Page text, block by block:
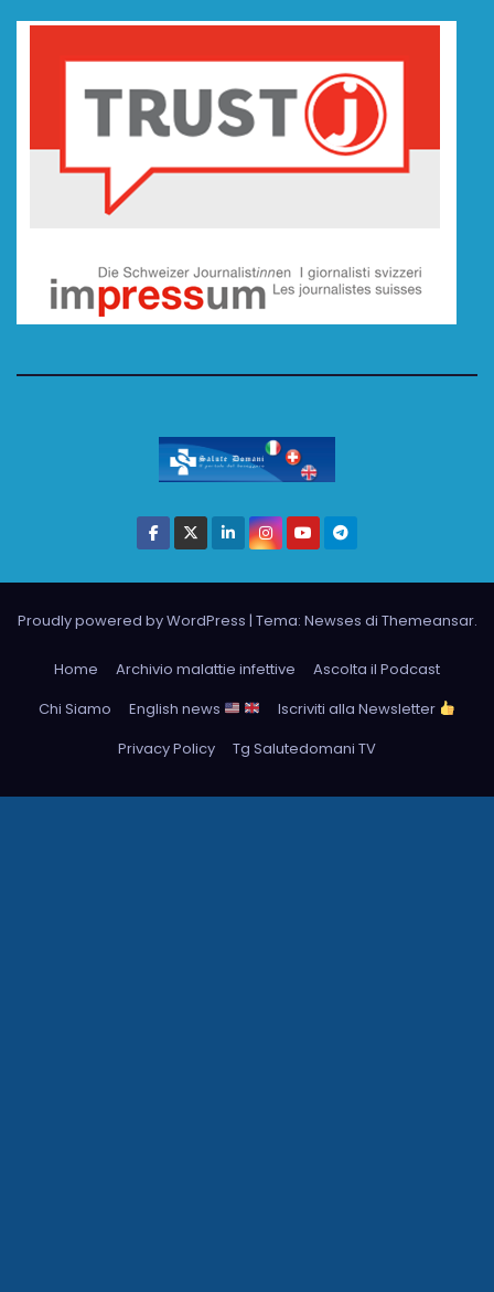
Proudly powered by WordPress | Tema: Newses di Themeansar.
Home Archivio malattie infettive
Ascolta il Podcast
Chi Siamo
English news
Iscriviti alla Newsletter
Privacy Policy
Tg Salutedomani TV